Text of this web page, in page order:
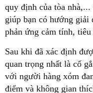
quy định của tòa
giúp bạn có hướng giải
phản ứng cảm tính, tiêu
Sau khi đã xác định
quan trọng nhất là cố
với người hàng xóm
điểm và không gian